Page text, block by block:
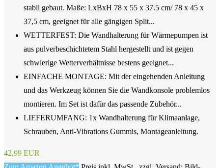
stabil gebaut. Maße: LxBxH 78 x 55 x 37.5 cm/ 78 x 45 x
37,5 cm, geeignet für alle gängigen Split...
WETTERFEST: Die Wandhalterung für Wärmepumpen ist
aus pulverbeschichtetem Stahl hergestellt und ist gegen
schwierige Wetterverhältnisse bestens geeignet...
EINFACHE MONTAGE: Mit der eingehenden Anleitung
und das Werkzeug können Sie die Wandkonsole problemlos
montieren. Im Set ist dafür das passende Zubehör...
LIEFERUMFANG: 1x Wandhalterung für Klimaanlage,
Schrauben, Anti-Vibrations Gummis, Montageanleitung.
42,99 EUR